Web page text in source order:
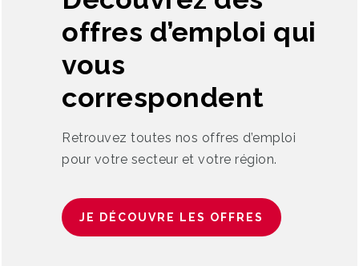
offres d’emploi qui
vous
correspondent
Retrouvez toutes nos offres d’emploi
pour votre secteur et votre région.
JE DÉCOUVRE LES OFFRES